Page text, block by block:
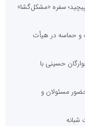
سفره «مشکل‌گشا»
حماسه در هیأت
حسینی با
مسئولان و